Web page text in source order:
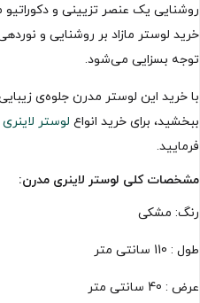
روشنایی یک عنصر تزیینی و
خرید لوستر مازاد بر روشنایی و
توجه بسزایی می‌شود.
با خرید این لوستر مدرن جلوه‌ی
ببخشید، برای خرید انواع لوستر
فرمایید.
مشخصات کلی لوستر لاینری مدرن:
رنگ: مشکی
طول : 110 سانتی متر
عرض : 40 سانتی متر